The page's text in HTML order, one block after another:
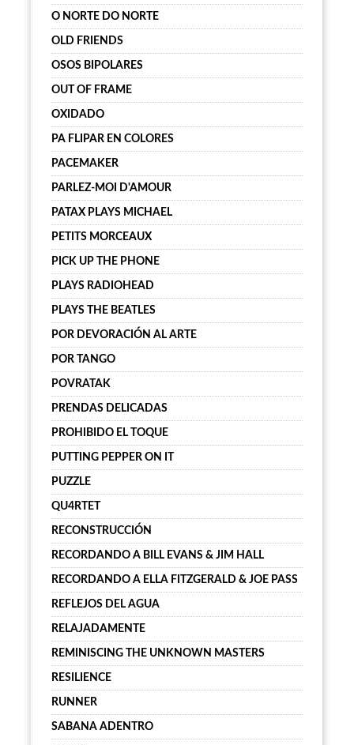
O NORTE DO NORTE
OLD FRIENDS
OSOS BIPOLARES
OUT OF FRAME
OXIDADO
PA FLIPAR EN COLORES
PACEMAKER
PARLEZ-MOI D'AMOUR
PATAX PLAYS MICHAEL
PETITS MORCEAUX
PICK UP THE PHONE
PLAYS RADIOHEAD
PLAYS THE BEATLES
POR DEVORACIÓN AL ARTE
POR TANGO
POVRATAK
PRENDAS DELICADAS
PROHIBIDO EL TOQUE
PUTTING PEPPER ON IT
PUZZLE
QU4RTET
RECONSTRUCCIÓN
RECORDANDO A BILL EVANS & JIM HALL
RECORDANDO A ELLA FITZGERALD & JOE PASS
REFLEJOS DEL AGUA
RELAJADAMENTE
REMINISCING THE UNKNOWN MASTERS
RESILIENCE
RUNNER
SABANA ADENTRO